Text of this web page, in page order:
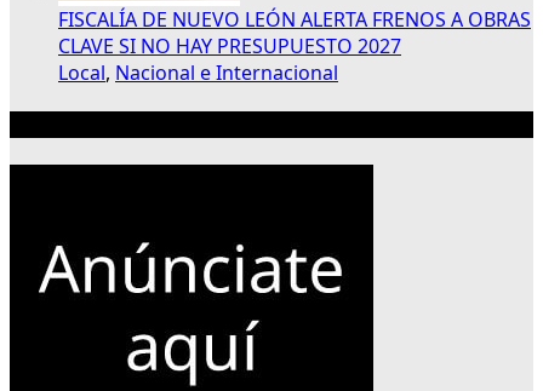
FISCALÍA DE NUEVO LEÓN ALERTA FRENOS A OBRAS
CLAVE SI NO HAY PRESUPUESTO 2027
Local, Nacional e Internacional